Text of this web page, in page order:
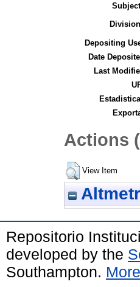
Depositing
Date
Last
Actions
View Item
Repositorio
developed by the
Southampton.